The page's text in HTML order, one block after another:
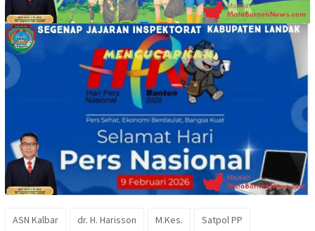
ASN Kalbar dr. H. Harisson M.Kes. Satpol PP